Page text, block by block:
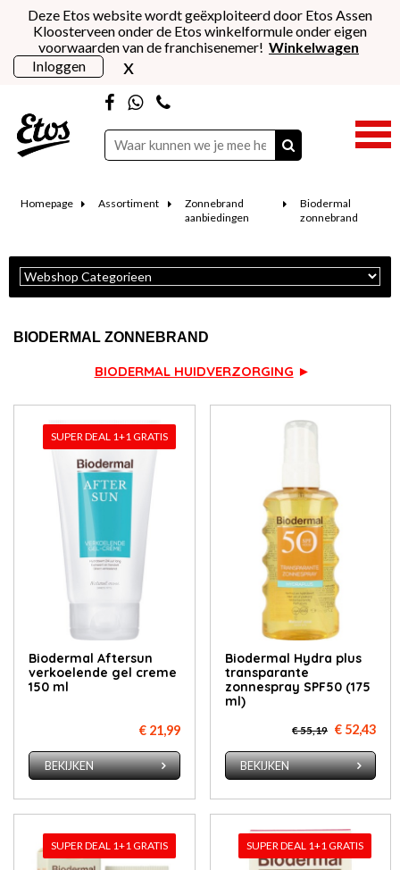
Deze Etos website wordt geëxploiteerd door Etos Assen
Kloosterveen onder de Etos winkelformule onder eigen
voorwaarden van de franchisenemer! Winkelwagen
Inloggen
x
Homepage Assortiment
Zonnebrand
aanbiedingen
Biodermal
zonnebrand
BIODERMAL ZONNEBRAND
BIODERMAL HUIDVERZORGING ►
SUPER DEAL 1+1 GRATIS
Biodermal Aftersun
verkoelende gel creme
150 ml
€ 21,99
BEKIJKEN
Biodermal Hydra plus
transparante
zonnespray SPF50 (175
ml)
€ 55,19 € 52,43
BEKIJKEN
SUPER DEAL 1+1 GRATIS SUPER DEAL 1+1 GRATIS